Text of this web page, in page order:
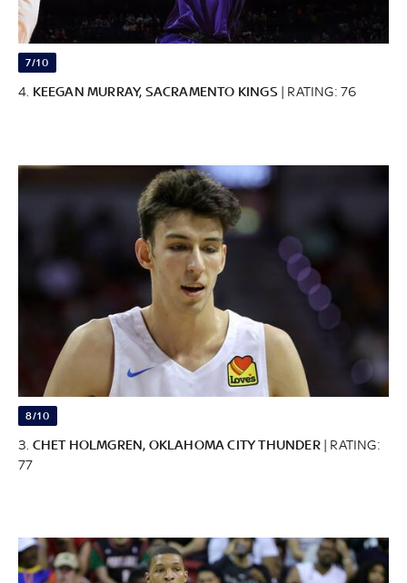
7/10
4. KEEGAN MURRAY, SACRAMENTO KINGS| RATING: 76
8/10
3. CHET HOLMGREN, OKLAHOMA CITY THUNDER| RATING:
77